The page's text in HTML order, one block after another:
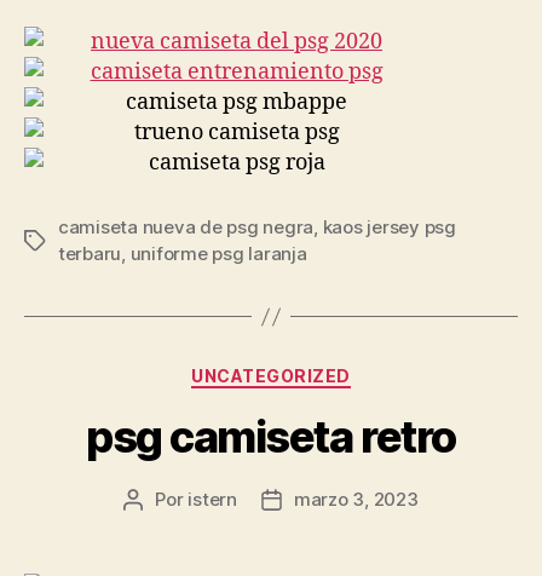
Etiquetas
camiseta nueva de psg negra, kaos jersey psg
terbaru, uniforme psg laranja
Categorías
UNCATEGORIZED
psg camiseta retro
Autor
Por istern
Fechamarzo 3, 2023